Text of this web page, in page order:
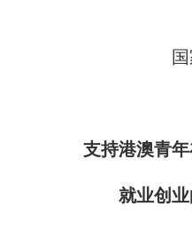
支持港澳青
就业创